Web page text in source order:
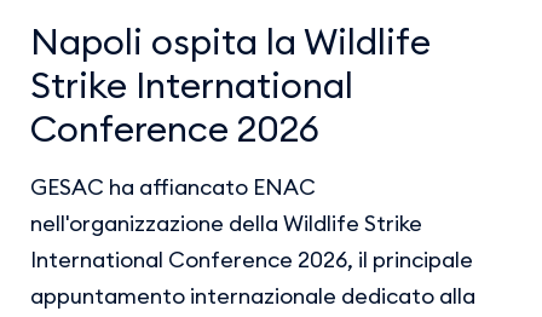
Napoli ospita la Wildlife
Strike International
Conference 2026
GESAC ha affiancato ENAC
nell'organizzazione della Wildlife Strike
International Conference 2026, il principale
appuntamento internazionale dedicato alla